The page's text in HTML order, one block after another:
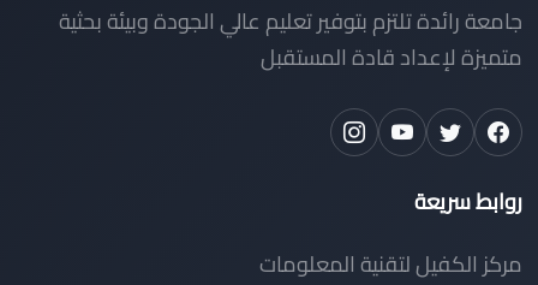
جامعة رائدة تلتزم بتوفير تعليم عالي الجودة وبيئة بحثية
متميزة لإعداد قادة المستقبل
روابط سريعة
مركز الكفيل لتقنية المعلومات